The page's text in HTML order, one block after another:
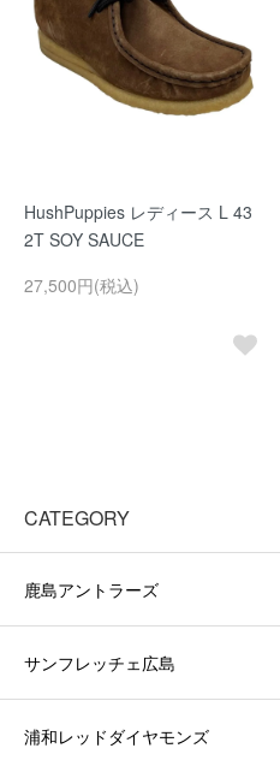
HushPuppies レディース L 43
2T SOY SAUCE
27,500円(税込)
CATEGORY
鹿島アントラーズ
サンフレッチェ広島
浦和レッドダイヤモンズ